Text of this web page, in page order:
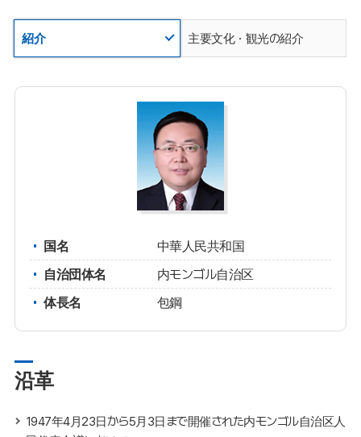
紹介 主要文化・観光の紹介
国名
中華人民共和国
自治団体名
内モンゴル自治区
体長名
包鋼
沿革
1947年4月23日から5月3日まで開催された内モンゴル自治区人